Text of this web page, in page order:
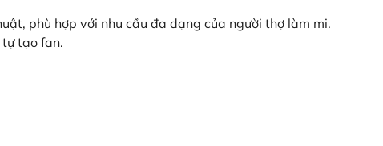
phù hợp với nhu cầu đa dạng của người thợ làm mi.
tạo fan.